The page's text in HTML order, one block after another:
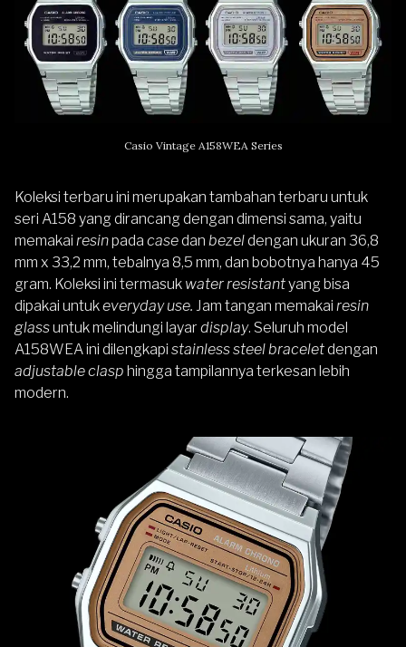
Casio Vintage A158WEA Series
Koleksi terbaru ini merupakan tambahan terbaru untuk
seri A158 yang dirancang dengan dimensi sama, yaitu
memakai resinpada casedan bezeldengan ukuran 36,8
mm x 33,2 mm, tebalnya 8,5 mm, dan bobotnya hanya 45
gram. Koleksi ini termasuk water resistantyang bisa
dipakai untukeveryday use. Jam tangan memakai resin
glassuntuk melindungi layar display. Seluruh model
A158WEA ini dilengkapi stainless steel braceletdengan
adjustable clasp hingga tampilannya terkesan lebih
modern.